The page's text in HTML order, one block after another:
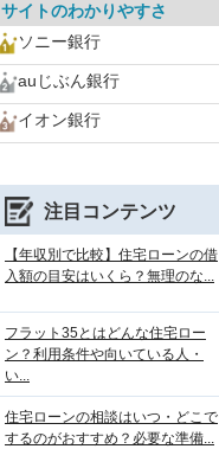
サイトのわかりやすさ
ソニー銀行
auじぶん銀行
イオン銀行
注目コンテンツ
【年収別で比較】住宅ローンの借
入額の目安はいくら？無理のな...
フラット35とはどんな住宅ロー
ン？利用条件や向いている人・
い...
住宅ローンの相談はいつ・どこで
するのがおすすめ？必要な準備...